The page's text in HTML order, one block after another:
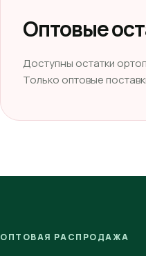
Оптовые
Доступны остатки
Только оптовые
ОПТОВАЯ РАСПРОДАЖА